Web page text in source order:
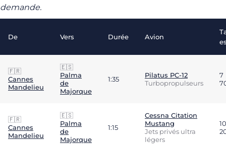
demande.
De Vers Durée Avion
🇫🇷
Cannes
Mandelieu
🇪🇸
Palma
de
Majorque
1:35
Pilatus PC-12
Turbopropulseurs
7
🇫🇷
Cannes
Mandelieu
🇪🇸
Palma
de
Majorque
1:15
Cessna Citation
Mustang
Jets privés ultra
légers
10